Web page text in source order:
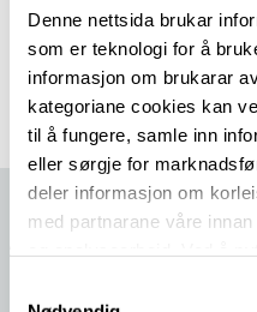
Denne nettsida brukar
som er teknologi for å
informasjon om brukarar
kategoriane cookies kan
til å fungere, samle inn
eller sørgje for
deler informasjon om
med partnarane våre
når du vil trekke
Sjå mer
Aktuelle saker